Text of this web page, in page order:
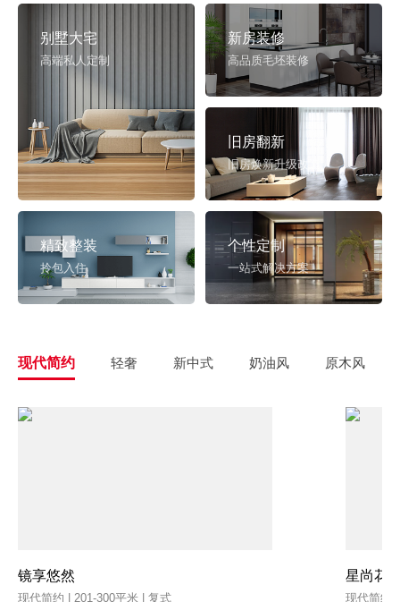
别墅大宅
高端私人定制
新房装修
高品质毛坯装修
旧房翻新
旧房焕新升级改造
精致整装
拎包入住
个性定制
一站式解决方案
现代简约 轻奢 新中式 奶油风 原木风
镜享悠然
现代简约 | 201-300平米 | 复式
星尚花
现代简约